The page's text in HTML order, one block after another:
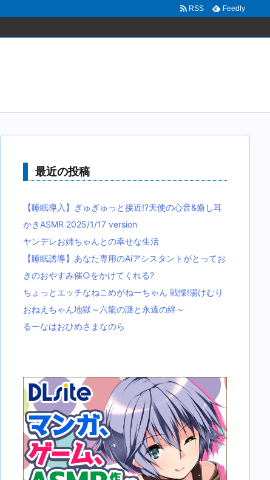
RSS Feedly
最近の投稿
【睡眠導入】ぎゅぎゅっと接近!?天使の心音&癒し耳
かきASMR 2025/1/17 version
ヤンデレお姉ちゃんとの幸せな生活
【睡眠誘導】あなた専用のAiアシスタントがとってお
きのおやすみ催○をかけてくれる?
ちょっとエッチなねこめがねーちゃん 戦慄!湯けむり
おねえちゃん地獄～六龍の謎と永遠の絆～
るーなはおひめさまなのら